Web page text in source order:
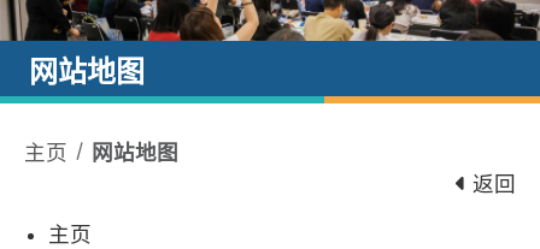
网站地图
主页
网站地图
返回
主页